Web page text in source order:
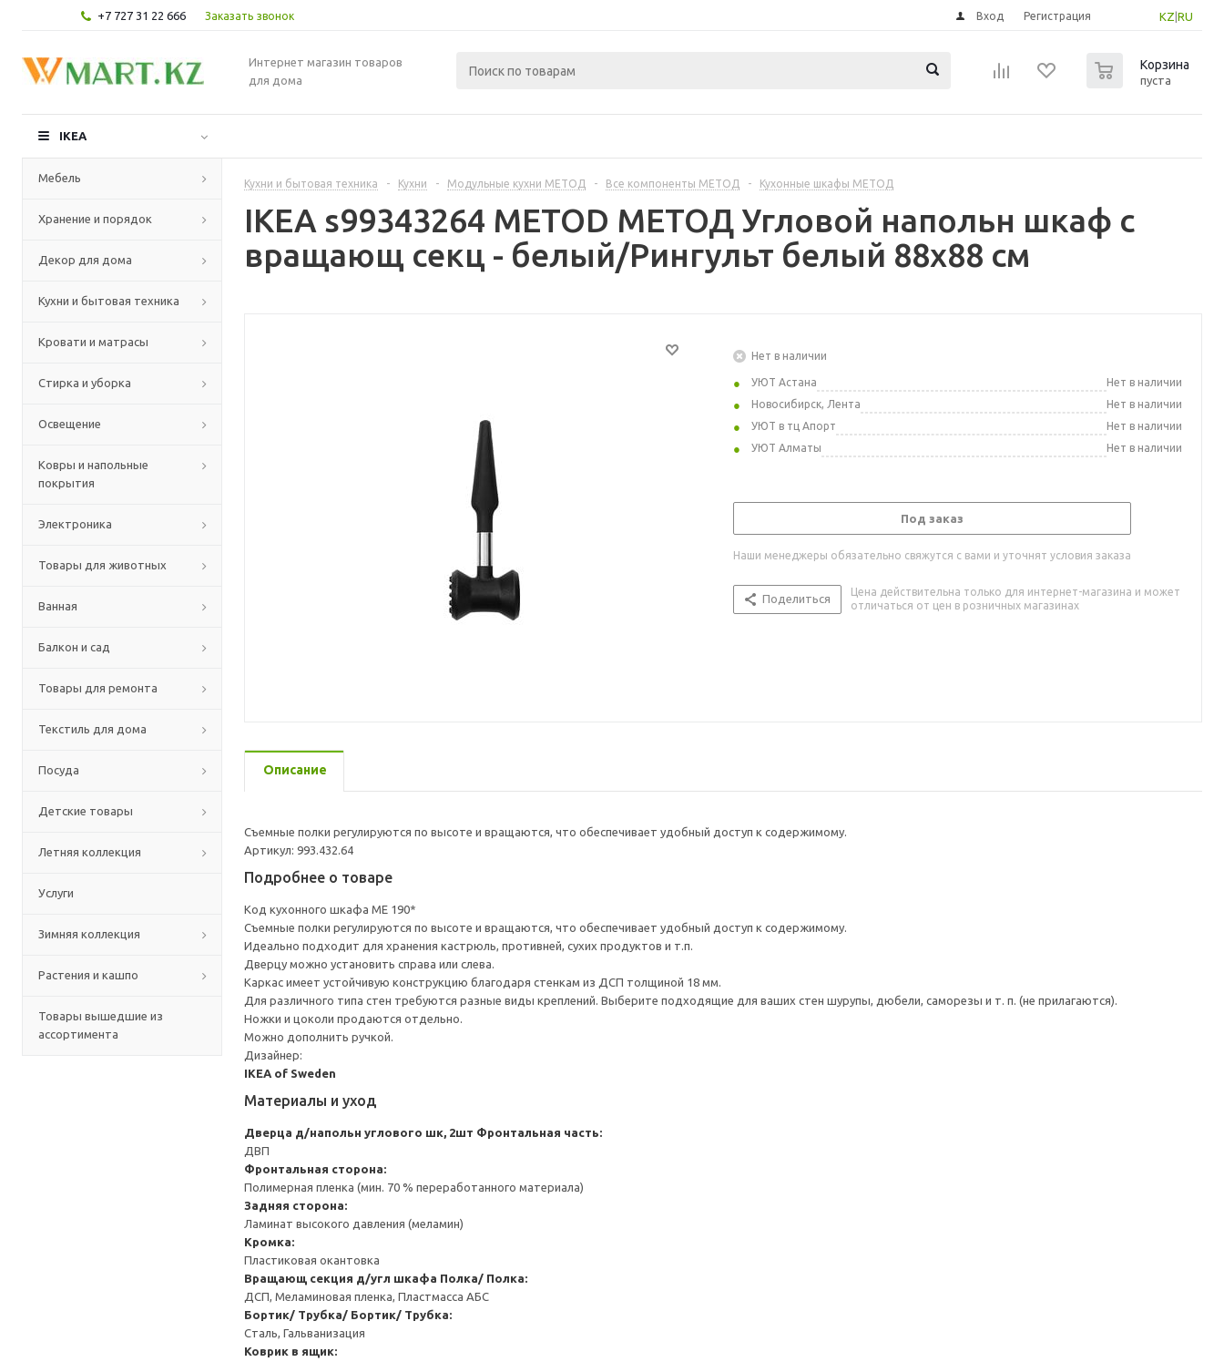
+7 727 31 22 666 Заказать звонок KZ RU
Вход Регистрация
Интернет магазин товаров
для дома
Корзина
пуста
IKEA
Мебель
Хранение и порядок
Декор для дома
Кухни и бытовая техника
Кровати и матрасы
Стирка и уборка
Освещение
Ковры и напольные
покрытия
Электроника
Товары для животных
Ванная
Балкон и сад
Товары для ремонта
Текстиль для дома
Посуда
Детские товары
Летняя коллекция
Услуги
Зимняя коллекция
Растения и кашпо
Товары вышедшие из
ассортимента
Кухни и бытовая техника - Кухни - Модульные кухни МЕТОД - Все компоненты МЕТОД - Кухонные шкафы МЕТОД
IKEA s99343264 METOD МЕТОД Угловой напольн шкаф с
вращающ секц - белый/Рингульт белый 88x88 см
Нет в наличии
УЮТ Астана
Нет в наличии
Новосибирск, Лента
Нет в наличии
УЮТ в тц Апорт
Нет в наличии
УЮТ Алматы
Нет в наличии
Под заказ
Наши менеджеры обязательно свяжутся с вами и уточнят условия заказа
Поделиться
Цена действительна только для интернет-магазина и может
отличаться от цен в розничных магазинах
Описание
Съемные полки регулируются по высоте и вращаются, что обеспечивает удобный доступ к содержимому.
Артикул: 993.432.64
Подробнее о товаре
Код кухонного шкафа ME 190*
Съемные полки регулируются по высоте и вращаются, что обеспечивает удобный доступ к содержимому.
Идеально подходит для хранения кастрюль, противней, сухих продуктов и т.п.
Дверцу можно установить справа или слева.
Каркас имеет устойчивую конструкцию благодаря стенкам из ДСП толщиной 18 мм.
Для различного типа стен требуются разные виды креплений. Выберите подходящие для ваших стен шурупы, дюбели, саморезы и т. п. (не прилагаются).
Ножки и цоколи продаются отдельно.
Можно дополнить ручкой.
Дизайнер:
IKEA of Sweden
Материалы и уход
Дверца д/напольн углового шк, 2шт Фронтальная часть:
ДВП
Фронтальная сторона:
Полимерная пленка (мин. 70 % переработанного материала)
Задняя сторона:
Ламинат высокого давления (меламин)
Кромка:
Пластиковая окантовка
Вращающ секция д/угл шкафа Полка/ Полка:
ДСП, Меламиновая пленка, Пластмасса АБС
Бортик/ Трубка/ Бортик/ Трубка:
Сталь, Гальванизация
Коврик в ящик: